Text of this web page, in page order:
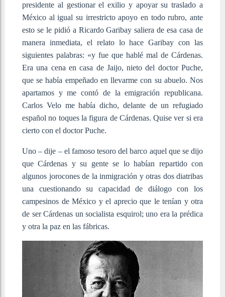
presidente al gestionar el exilio y apoyar su traslado a
México al igual su irrestricto apoyo en todo rubro, ante
esto se le pidió a Ricardo Garibay saliera de esa casa de
manera inmediata, el relato lo hace Garibay con las
siguientes palabras: «y fue que hablé mal de Cárdenas.
Era una cena en casa de Jaijo, nieto del doctor Puche,
que se había empeñado en llevarme con su abuelo. Nos
apartamos y me contó de la emigración republicana.
Carlos Velo me había dicho, delante de un refugiado
español no toques la figura de Cárdenas. Quise ver si era
cierto con el doctor Puche.
Uno – dije – el famoso tesoro del barco aquel que se dijo
que Cárdenas y su gente se lo habían repartido con
algunos jorocones de la inmigración y otras dos diatribas
una cuestionando su capacidad de diálogo con los
campesinos de México y el aprecio que le tenían y otra
de ser Cárdenas un socialista esquirol; uno era la prédica
y otra la paz en las fábricas.